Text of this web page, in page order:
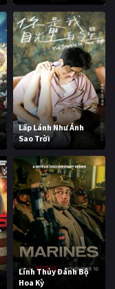
Lấp Lánh Như Ánh
Sao Trời
Lính Thủy Đánh Bộ
Hoa Kỳ